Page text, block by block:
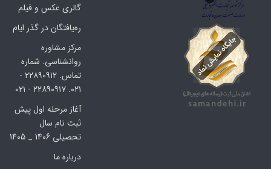
گالری عکس و فیلم
ره‌یافتگان در گذر ایام
مرکز مشاوره
روانشناسی. شماره
تماس. ۲۲۸۹۰۹۱۲ -
۰۲۱. ۲۲۸۹۰۹۱۷ - ۰۲۱
آغاز مرحله اول پیش
ثبت نام سال
تحصیلی 1406 _ 1405
درباره ما